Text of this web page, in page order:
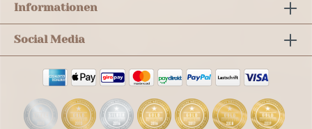
Informationen
Social Media